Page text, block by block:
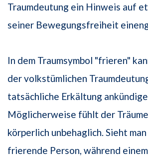
Traumdeutung ein Hinweis auf
seiner Bewegungsfreiheit
In dem Traumsymbol "frieren"
der volkstümlichen
tatsächliche Erkältung
Möglicherweise fühlt der
körperlich unbehaglich. Sieht
frierende Person, während